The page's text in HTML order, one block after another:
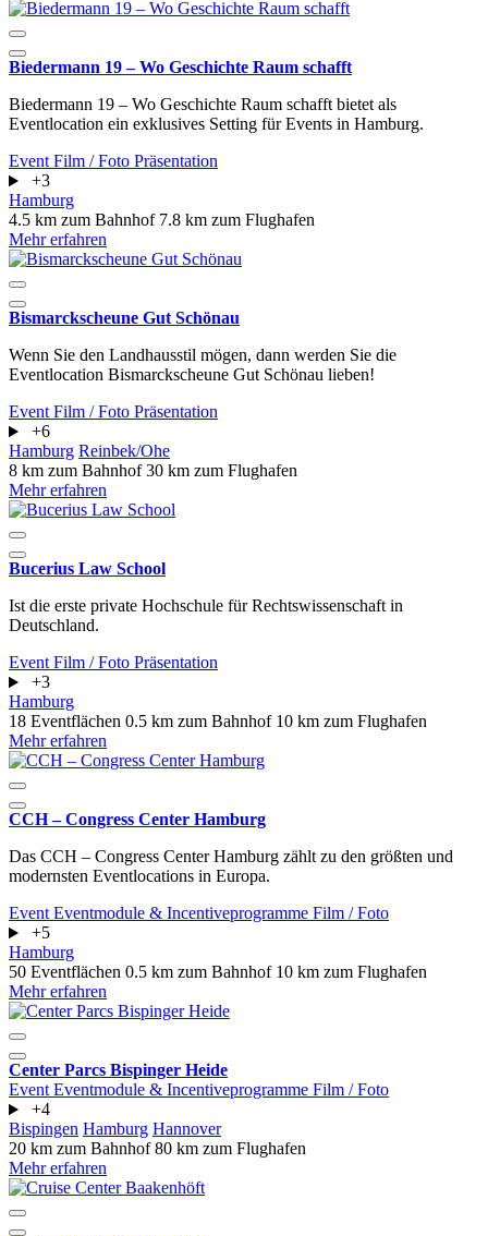
Biedermann 19 – Wo Geschichte Raum schafft
Biedermann 19 – Wo Geschichte Raum schafft bietet als
Eventlocation ein exklusives Setting für Events in Hamburg.
Event Film / Foto Präsentation
+3
Hamburg
4.5 km zum Bahnhof 7.8 km zum Flughafen
Mehr erfahren
Bismarckscheune Gut Schönau
Wenn Sie den Landhausstil mögen, dann werden Sie die
Eventlocation Bismarckscheune Gut Schönau lieben!
Event Film / Foto Präsentation
+6
Hamburg Reinbek/Ohe
8 km zum Bahnhof30 km zum Flughafen
Mehr erfahren
Bucerius Law School
Ist die erste private Hochschule für Rechtswissenschaft in
Deutschland.
Event Film / Foto Präsentation
+3
Hamburg
18 Eventflächen 0.5 km zum Bahnhof 10 km zum Flughafen
Mehr erfahren
CCH – Congress Center Hamburg
Das CCH – Congress Center Hamburg zählt zu den größten und
modernsten Eventlocations in Europa.
Event Eventmodule & Incentiveprogramme Film / Foto
+5
Hamburg
50 Eventflächen 0.5 km zum Bahnhof 10 km zum Flughafen
Mehr erfahren
Center Parcs Bispinger Heide
Event Eventmodule & Incentiveprogramme Film / Foto
+4
Bispingen Hamburg Hannover
20 km zum Bahnhof80 km zum Flughafen
Mehr erfahren